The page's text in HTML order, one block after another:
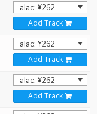
Add Track
Add Track
Add Track